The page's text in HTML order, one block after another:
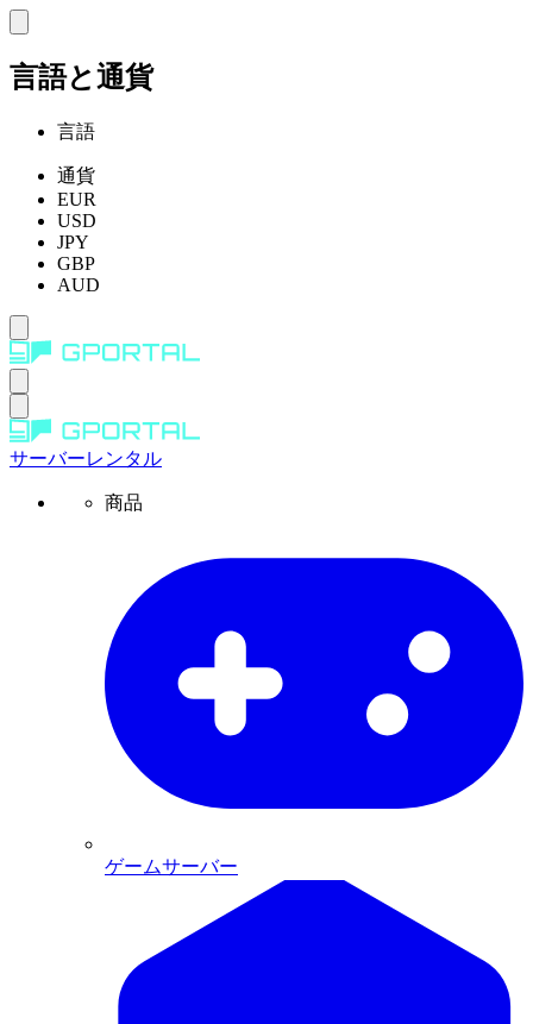
言語と通貨
言語
通貨
EUR
USD
JPY
GBP
AUD
サーバーレンタル
商品
ゲームサーバー